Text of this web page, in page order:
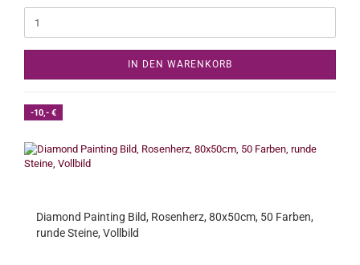
IN DEN WARENKORB
-10,- €
Diamond Painting Bild, Rosenherz, 80x50cm, 50 Farben,
runde Steine, Vollbild